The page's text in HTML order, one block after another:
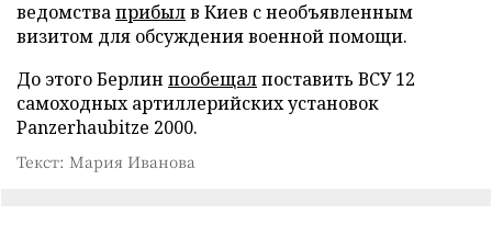
ведомстваприбылв Киев с необъявленным
визитом для обсуждения военной помощи.
До этого Берлин пообещалпоставить ВСУ 12
самоходных артиллерийских установок
Panzerhaubitze 2000.
Текст: Мария Иванова